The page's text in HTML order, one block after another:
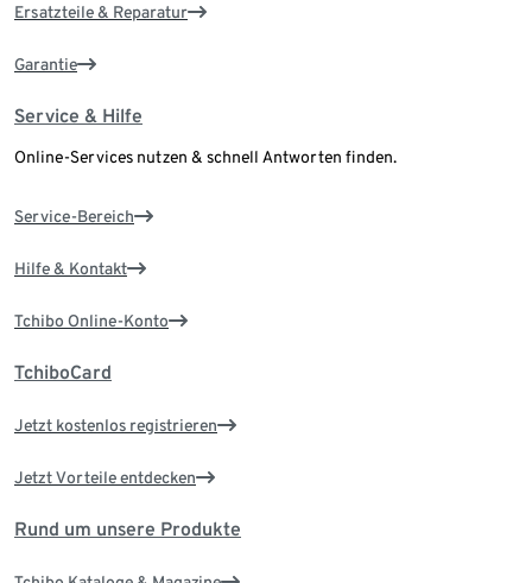
Ersatzteile & Reparatur
Garantie
Service & Hilfe
Online-Services nutzen & schnell Antworten finden.
Service-Bereich
Hilfe & Kontakt
Tchibo Online-Konto
TchiboCard
Jetzt kostenlos registrieren
Jetzt Vorteile entdecken
Rund um unsere Produkte